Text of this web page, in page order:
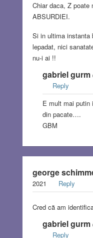
Chiar daca, Z poate
ABSURDIEI.
Si in ultima instanta
lepadat, nici
nu-i ai !!
gabriel gurm
Reply
E mult mai putin
din pacate….
GBM
george
2021
Reply
Cred că am
gabriel gurm
Reply